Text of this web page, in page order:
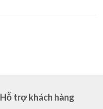
Hỗ trợ khách hàng